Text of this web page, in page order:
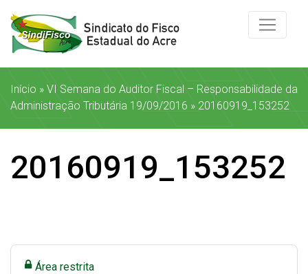
Início » VI Semana do Auditor Fiscal – Responsabilidade da
Administração Tributária 19/09/2016 » 20160919_153252
20160919_153252
Área restrita